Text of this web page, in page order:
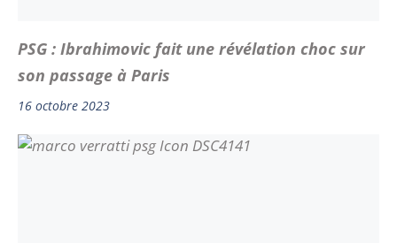
PSG : Ibrahimovic fait une révélation choc sur
son passage à Paris
16 octobre 2023